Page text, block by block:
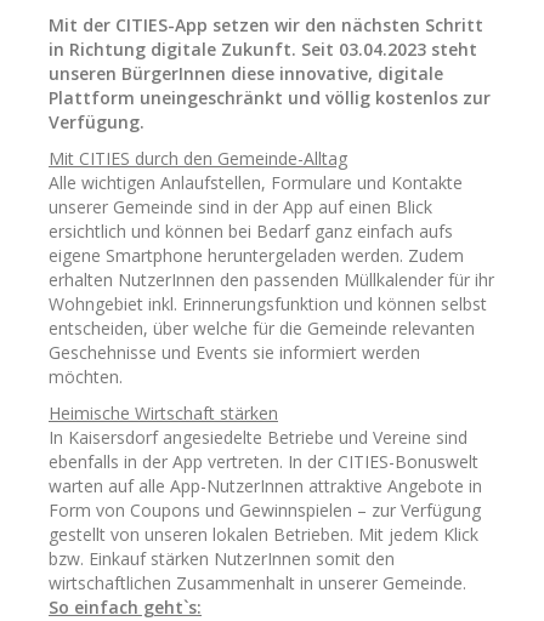
Mit der CITIES-App setzen wir den nächsten Schritt
in Richtung digitale Zukunft. Seit 03.04.2023 steht
unseren BürgerInnen diese innovative, digitale
Plattform uneingeschränkt und völlig kostenlos zur
Verfügung.
Mit CITIES durch den Gemeinde-Alltag
Alle wichtigen Anlaufstellen, Formulare und Kontakte
unserer Gemeinde sind in der App auf einen Blick
ersichtlich und können bei Bedarf ganz einfach aufs
eigene Smartphone heruntergeladen werden. Zudem
erhalten NutzerInnen den passenden Müllkalender für ihr
Wohngebiet inkl. Erinnerungsfunktion und können selbst
entscheiden, über welche für die Gemeinde relevanten
Geschehnisse und Events sie informiert werden
möchten.
Heimische Wirtschaft stärken
In Kaisersdorf angesiedelte Betriebe und Vereine sind
ebenfalls in der App vertreten. In der CITIES-Bonuswelt
warten auf alle App-NutzerInnen attraktive Angebote in
Form von Coupons und Gewinnspielen – zur Verfügung
gestellt von unseren lokalen Betrieben. Mit jedem Klick
bzw. Einkauf stärken NutzerInnen somit den
wirtschaftlichen Zusammenhalt in unserer Gemeinde.
So einfach geht`s: